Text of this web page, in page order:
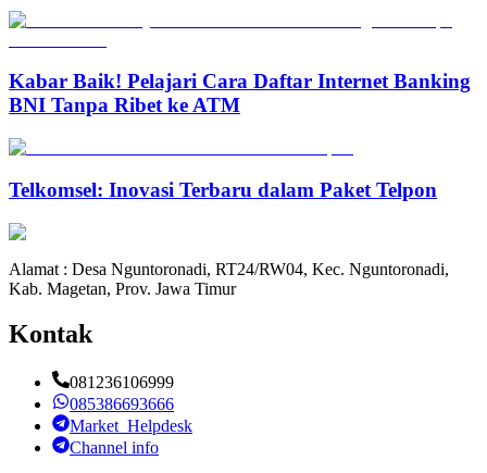
Kabar Baik! Pelajari Cara Daftar Internet Banking
BNI Tanpa Ribet ke ATM
Telkomsel: Inovasi Terbaru dalam Paket Telpon
Alamat : Desa Nguntoronadi, RT24/RW04, Kec. Nguntoronadi,
Kab. Magetan, Prov. Jawa Timur
Kontak
081236106999
085386693666
Market_Helpdesk
Channel info